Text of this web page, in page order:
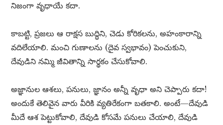
నిజంగా వృధాయే కదా.
కాబట్టి, ప్రజలు ఆ రాక్షస బుద్ధిని, చెడు కోరికలను, అహంకారాన్ని
వదిలేయాలి. మంచి గుణాలను (దైవ స్వభావం) పెంచుకుని,
దేవుడిని నమ్మి జీవితాన్ని సార్థకం చేసుకోవాలి.
అజ్ఞానుల ఆశలు, పనులు, జ్ఞానం అన్నీ వృధా అని చెప్పారు కదా!
అందుకే తెలివైన వారు వీరికి వ్యతిరేకంగా బతకాలి. అంటే—దేవుడి
మీదే ఆశ పెట్టుకోవాలి, దేవుడి కోసమే పనులు చేయాలి, దేవుడి